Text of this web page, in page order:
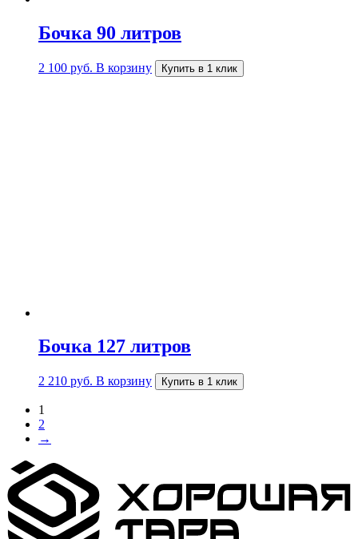
Бочка 90 литров
2 100 руб. В корзину Купить в 1 клик
Бочка 127 литров
2 210 руб. В корзину Купить в 1 клик
1
2
→